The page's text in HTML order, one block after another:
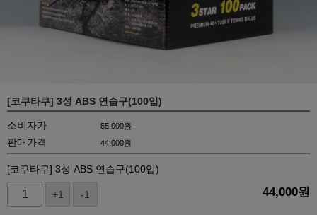
[코쿠타쿠] 3성 ABS 연습구(100입)
소비자가 55,000원
판매가격 44,000원
[코쿠타쿠] 3성 ABS 연습구(100입)
+1 -1 44,000원